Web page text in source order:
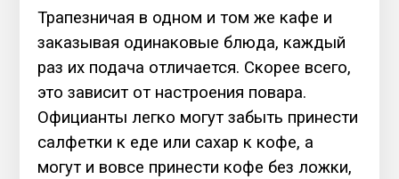
Трапезничая в одном и том же кафе и
заказывая одинаковые блюда, каждый
раз их подача отличается. Скорее всего,
это зависит от настроения повара.
Официанты легко могут забыть принести
салфетки к еде или сахар к кофе, а
могут и вовсе принести кофе без ложки,